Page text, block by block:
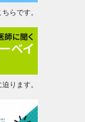
らです。
ります。